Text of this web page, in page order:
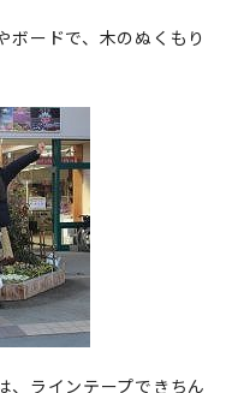
ボードで、木のぬくもり
、ラインテープできちん